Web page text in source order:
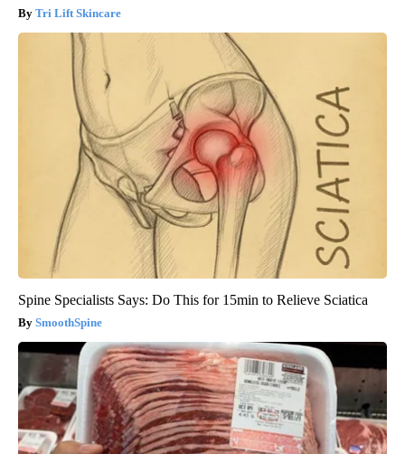
Tri Lift Skincare
Spine Specialists Says: Do This for 15min to Relieve Sciatica
SmoothSpine